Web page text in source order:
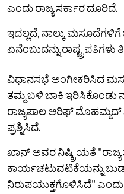
ಎಂದು ರಾಜ್ಯ ಸರ್ಕಾರ ದೂರಿದೆ.
ಇದಲ್ಲದೆ, ನಾಲ್ಕು ಮಸೂದೆಗಳಿಗೆ
ಏನೆಂಬುದನ್ನು
ವಿಧಾನಸಭೆ ಅಂಗೀಕರಿಸಿದ
ತಮ್ಮ ಬಳಿ ಬಾಕಿ ಇರಿಸಿಕೊಂಡು
ರಾಜ್ಯಪಾಲ ಆರಿಫ್ ಮೊಹಮ್ಮದ್
ಪ್ರಶ್ನಿಸಿದೆ.
ಖಾನ್ ಅವರ ನಿಷ್ಕ್ರಿಯತೆ "ರಾಜ್ಯ
ಕಾರ್ಯಚಟುವಟಿಕೆಯನ್ನು
ನಿರುಪಯುಕ್ತಗೊಳಿಸಿದೆ"